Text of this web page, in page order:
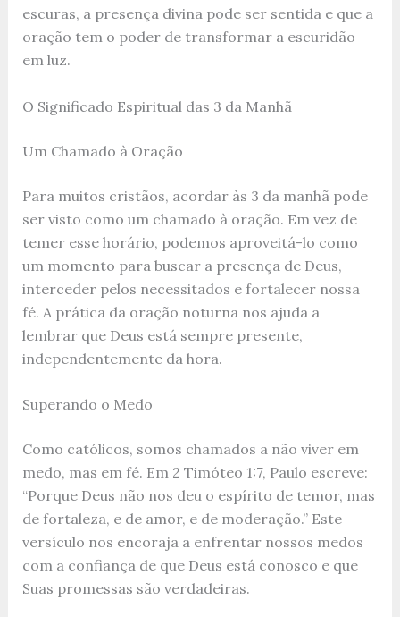
escuras, a presença divina pode ser sentida e que a
oração tem o poder de transformar a escuridão
em luz.
O Significado Espiritual das 3 da Manhã
Um Chamado à Oração
Para muitos cristãos, acordar às 3 da manhã pode
ser visto como um chamado à oração. Em vez de
temer esse horário, podemos aproveitá-lo como
um momento para buscar a presença de Deus,
interceder pelos necessitados e fortalecer nossa
fé. A prática da oração noturna nos ajuda a
lembrar que Deus está sempre presente,
independentemente da hora.
Superando o Medo
Como católicos, somos chamados a não viver em
medo, mas em fé. Em 2 Timóteo 1:7, Paulo escreve:
“Porque Deus não nos deu o espírito de temor, mas
de fortaleza, e de amor, e de moderação.” Este
versículo nos encoraja a enfrentar nossos medos
com a confiança de que Deus está conosco e que
Suas promessas são verdadeiras.